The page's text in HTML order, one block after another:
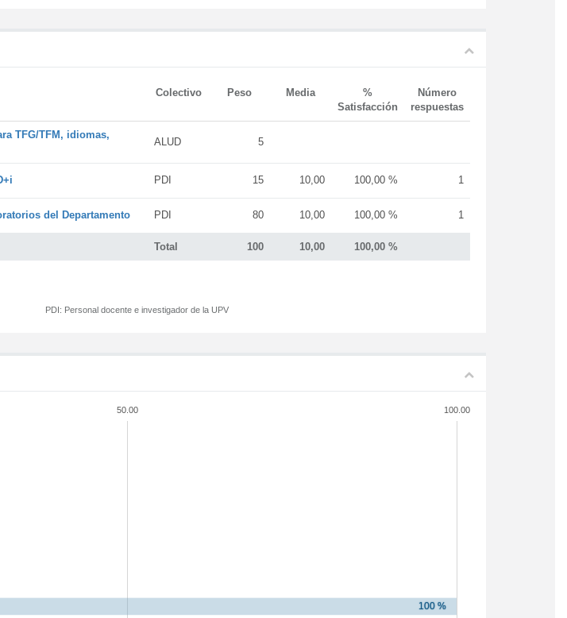
Colectivo Peso Media
%
Satisfacción
Número
respuestas
Total 100 10,00 100,00 %
TFG/TFM, idiomas,
ALUD 5
PDI 15 10,00 100,00 % 1
del Departamento PDI 80 10,00 100,00 % 1
PDI: Personal docente e investigador de la UPV
50.00 100.00